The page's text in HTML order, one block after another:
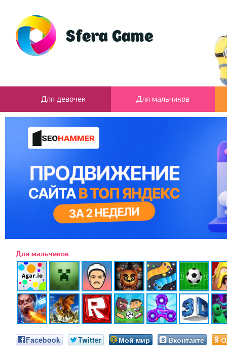
Для девочек Для мальчиков
Для мальчиков
Facebook Twitter Мой мир Вконтакте